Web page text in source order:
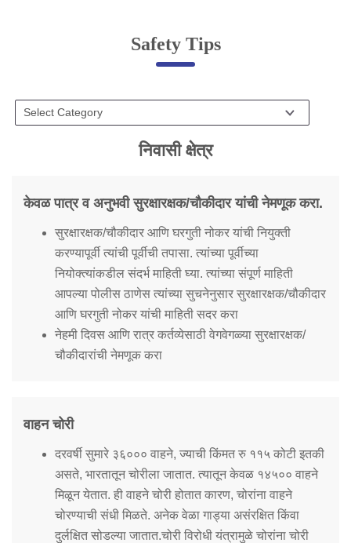
Online Complaint
Servant Information
Citizen′s Corner
Police Clearance Services
Right To Information
Passport Status
GRAS Payment
Useful websites
Licensing Unit
Citizen Wall
Information of Arrested Accused
Help Us
Tenders
FAQ
Police Corner
Safety Tips
निवासी क्षेत्र
केवळ पात्र व अनुभवी सुरक्षारक्षक/चौकीदार यांची नेमणूक करा.
सुरक्षारक्षक/चौकीदार आणि घरगुती नोकर यांची नियुक्ती
करण्यापूर्वी त्यांची पूर्वीची तपासा. त्यांच्या पूर्वीच्या
नियोक्त्यांकडील संदर्भ माहिती घ्या. त्यांच्या संपूर्ण माहिती
आपल्या पोलीस ठाणेस त्यांच्या सुचनेनुसार सुरक्षारक्षक/चौकीदार
आणि घरगुती नोकर यांची माहिती सदर करा
नेहमी दिवस आणि रात्र कर्तव्येसाठी वेगवेगळ्या सुरक्षारक्षक/
चौकीदारांची नेमणूक करा
वाहन चोरी
दरवर्षी सुमारे ३६००० वाहने, ज्याची किंमत रु ११५ कोटी इतकी
असते, भारतातून चोरीला जातात. त्यातून केवळ १४५०० वाहने
मिळून येतात. ही वाहने चोरी होतात कारण, चोरांना वाहने
चोरण्याची संधी मिळते. अनेक वेळा गाड्या असंरक्षित किंवा
दुर्लक्षित सोडल्या जातात.चोरी विरोधी यंत्रामुळे चोरांना चोरी